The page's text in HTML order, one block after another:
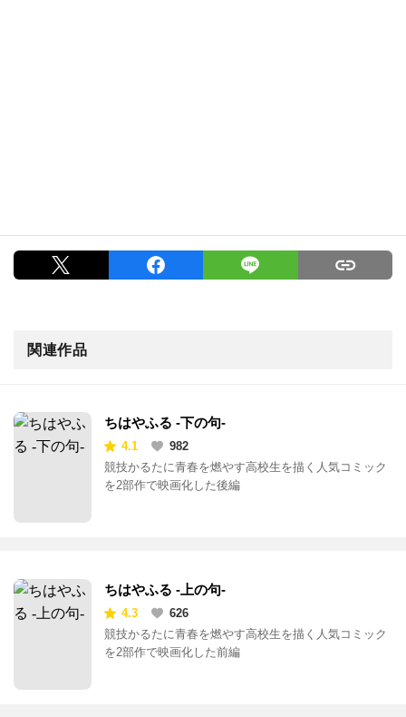
関連作品
ちはやふる -下の句-
4.1
982
競技かるたに青春を燃やす高校生を描く人気コミック
を2部作で映画化した後編
ちはやふる -上の句-
4.3
626
競技かるたに青春を燃やす高校生を描く人気コミック
を2部作で映画化した前編